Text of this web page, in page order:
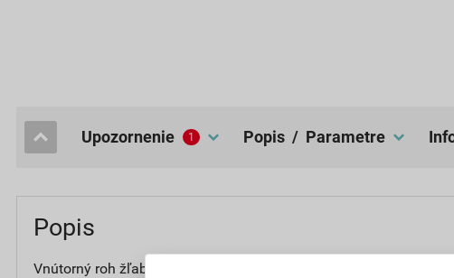
popis / Parametre
upozornenie 1
Popis
Vnútorný roh žľabu je súčasťou odkvapového systému z